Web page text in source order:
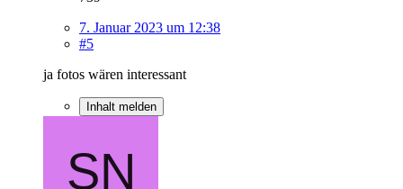
7. Januar 2023 um 12:38
#5
ja fotos wären interessant
Inhalt melden